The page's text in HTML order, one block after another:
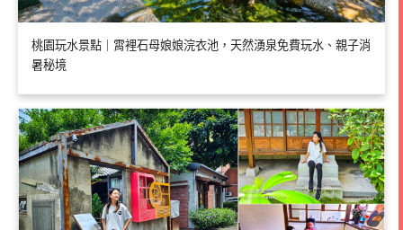
桃園玩水景點｜霄裡石母娘娘浣衣池，天然湧泉免費玩水、親子消
暑秘境